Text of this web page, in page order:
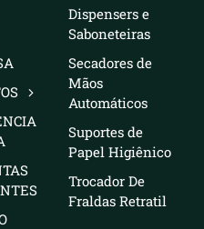
Dispensers e
Saboneteiras
Secadores de
Mãos
Automáticos
Suportes de
Papel Higiênico
Trocador De
Fraldas Retratil